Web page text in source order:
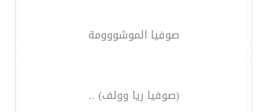
صوفيا الموشووومة
(صوفيا ريا وولف) ..